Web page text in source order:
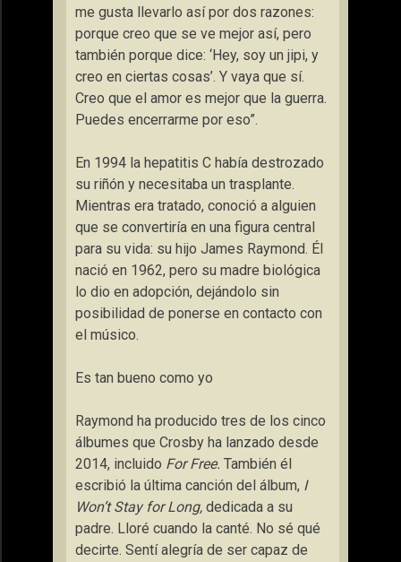
me gusta llevarlo así por dos razones:
porque creo que se ve mejor así, pero
también porque dice: ‘Hey, soy un jipi, y
creo en ciertas cosas’. Y vaya que sí.
Creo que el amor es mejor que la guerra.
Puedes encerrarme por eso”.
En 1994 la hepatitis C había destrozado
su riñón y necesitaba un trasplante.
Mientras era tratado, conoció a alguien
que se convertiría en una figura central
para su vida: su hijo James Raymond. Él
nació en 1962, pero su madre biológica
lo dio en adopción, dejándolo sin
posibilidad de ponerse en contacto con
el músico.
Es tan bueno como yo
Raymond ha producido tres de los cinco
álbumes que Crosby ha lanzado desde
2014, incluido For Free. También él
escribió la última canción del álbum, I
Won’t Stay for Long, dedicada a su
padre. Lloré cuando la canté. No sé qué
decirte. Sentí alegría de ser capaz de